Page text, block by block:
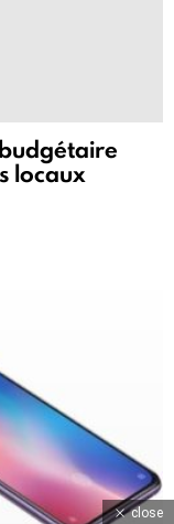
locaux
close